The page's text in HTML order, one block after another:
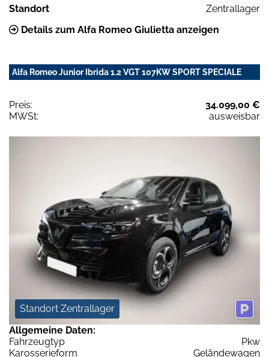
Standort
Zentrallager
Details zum Alfa Romeo Giulietta anzeigen
Alfa Romeo Junior Ibrida 1.2 VGT 107KW SPORT SPECIALE
Preis:
34.099,00 €
MWSt:
ausweisbar
Standort Zentrallager
Allgemeine Daten:
Fahrzeugtyp
Pkw
Karosserieform
Geländewagen